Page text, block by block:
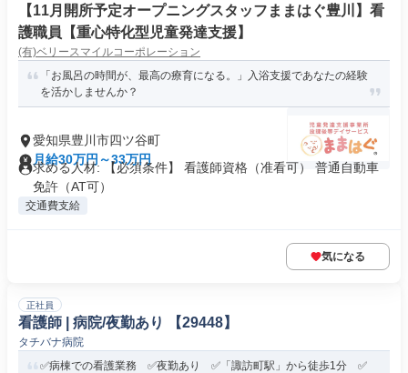
【11月開所予定オープニングスタッフままはぐ豊川】看
護職員【重心特化型児童発達支援】
(有)ベリースマイルコーポレーション
「お風呂の時間が、最高の療育になる。」入浴支援であなたの経験
を活かしませんか？
愛知県豊川市四ツ谷町
月給30万円～33万円
求める人材: 【必須条件】 看護師資格（准看可） 普通自動車
免許（AT可）
交通費支給
気になる
正社員
看護師 | 病院/夜勤あり 【29448】
タチバナ病院
✅病棟での看護業務 ✅夜勤あり ✅「諏訪町駅」から徒歩1分 ✅